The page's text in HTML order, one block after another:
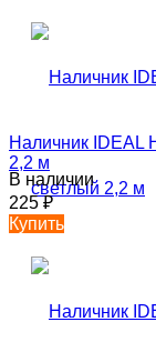
Наличник IDEAL
2,2 м
В наличии
225₽
Купить